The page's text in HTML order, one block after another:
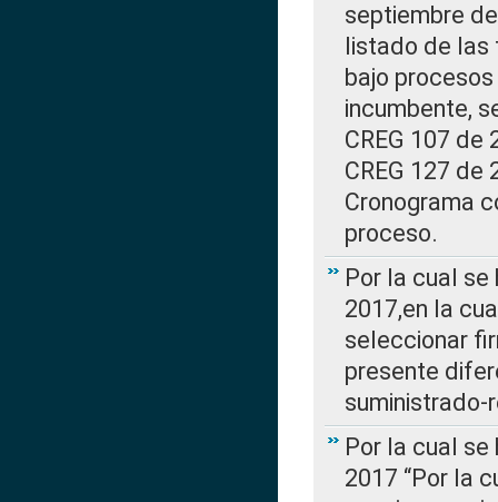
septiembre
listado de las
bajo
incumbente,
CREG 107
CREG 127 de
Cronograma
proceso.
Por la cual se
2017,en la
seleccionar
presente
Por la cual se
2017 “Por la